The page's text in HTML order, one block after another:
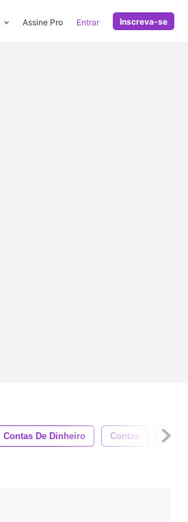
Assine Pro Entrar Inscreva-se
Contas De Dinheiro Contas